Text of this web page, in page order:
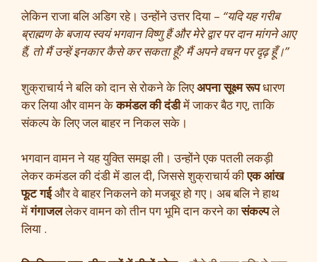
लेकिन राजा बलि अडिग रहे। उन्होंने उत्तर दिया – “यदि यह गरीब
ब्राह्मण के बजाय स्वयं भगवान विष्णु हैं और मेरे द्वार पर दान मांगने आए
हैं, तो मैं उन्हें इनकार कैसे कर सकता हूँ? मैं अपने वचन पर दृढ़ हूँ।”
शुक्राचार्य ने बलि को दान से रोकने के लिएअपना सूक्ष्म रूपधारण
कर लिया और वामन केकमंडल की दंडीमें जाकर बैठ गए, ताकि
संकल्प के लिए जल बाहर न निकल सके।
भगवान वामन ने यह युक्ति समझ ली। उन्होंने एक पतली लकड़ी
लेकर कमंडल की दंडी में डाल दी, जिससे शुक्राचार्य कीएक आंख
फूट गईऔर वे बाहर निकलने को मजबूर हो गए। अब बलि ने हाथ
मेंगंगाजललेकर वामन को तीन पग भूमि दान करने कासंकल्पले
लिया .